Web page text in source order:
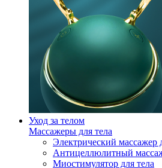
Уход за телом
Массажеры для тела
Электрический массажер
Антицеллюлитный
Миостимулятор для тела